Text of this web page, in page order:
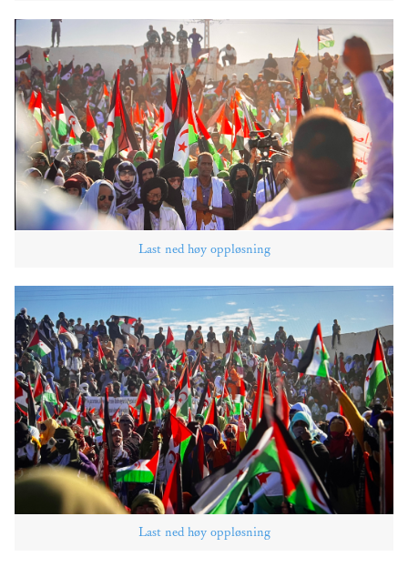
Last ned høy oppløsning
Last ned høy oppløsning